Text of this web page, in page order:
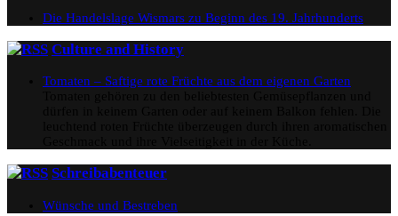
Die Handelslage Wismars zu Beginn des 19. Jahrhunderts
Culture and History
Tomaten – Saftige rote Früchte aus dem eigenen Garten
Schreibabenteuer
Wünsche und Bestreben